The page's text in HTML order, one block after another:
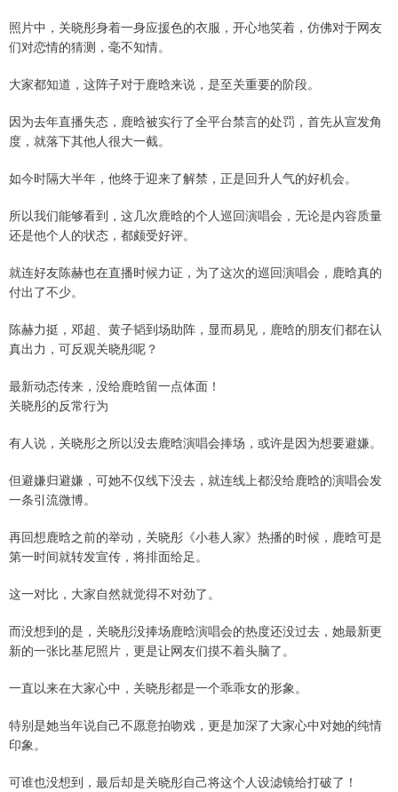
照片中，关晓彤身着一身应援色的衣服，开心地笑着，仿佛对于网友
们对恋情的猜测，毫不知情。
大家都知道，这阵子对于鹿晗来说，是至关重要的阶段。
因为去年直播失态，鹿晗被实行了全平台禁言的处罚，首先从宣发角
度，就落下其他人很大一截。
如今时隔大半年，他终于迎来了解禁，正是回升人气的好机会。
所以我们能够看到，这几次鹿晗的个人巡回演唱会，无论是内容质量
还是他个人的状态，都颇受好评。
就连好友陈赫也在直播时候力证，为了这次的巡回演唱会，鹿晗真的
付出了不少。
陈赫力挺，邓超、黄子韬到场助阵，显而易见，鹿晗的朋友们都在认
真出力，可反观关晓彤呢？
最新动态传来，没给鹿晗留一点体面！
关晓彤的反常行为
有人说，关晓彤之所以没去鹿晗演唱会捧场，或许是因为想要避嫌。
但避嫌归避嫌，可她不仅线下没去，就连线上都没给鹿晗的演唱会发
一条引流微博。
再回想鹿晗之前的举动，关晓彤《小巷人家》热播的时候，鹿晗可是
第一时间就转发宣传，将排面给足。
这一对比，大家自然就觉得不对劲了。
而没想到的是，关晓彤没捧场鹿晗演唱会的热度还没过去，她最新更
新的一张比基尼照片，更是让网友们摸不着头脑了。
一直以来在大家心中，关晓彤都是一个乖乖女的形象。
特别是她当年说自己不愿意拍吻戏，更是加深了大家心中对她的纯情
印象。
可谁也没想到，最后却是关晓彤自己将这个人设滤镜给打破了！